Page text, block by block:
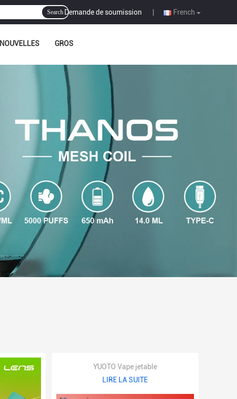
French
Demande de soumission
Search
NOUVELLES GROS
YUOTO Vape jetable
LIRE LA SUITE